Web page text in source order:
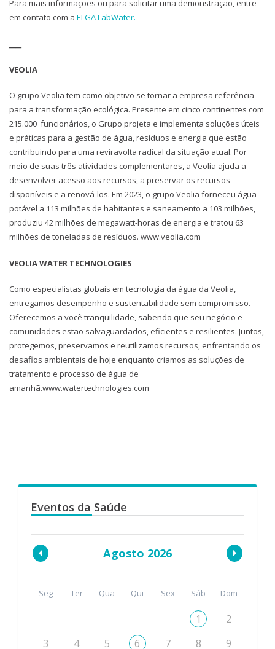
Para mais informações ou para solicitar uma demonstração, entre
em contato com a ELGA LabWater.
VEOLIA
O grupo Veolia tem como objetivo se tornar a empresa referência
para a transformação ecológica. Presente em cinco continentes com
215.000 funcionários, o Grupo projeta e implementa soluções úteis
e práticas para a gestão de água, resíduos e energia que estão
contribuindo para uma reviravolta radical da situação atual. Por
meio de suas três atividades complementares, a Veolia ajuda a
desenvolver acesso aos recursos, a preservar os recursos
disponíveis e a renová-los. Em 2023, o grupo Veolia forneceu água
potável a 113 milhões de habitantes e saneamento a 103 milhões,
produziu 42 milhões de megawatt-horas de energia e tratou 63
milhões de toneladas de resíduos. www.veolia.com
VEOLIA WATER TECHNOLOGIES
Como especialistas globais em tecnologia da água da Veolia,
entregamos desempenho e sustentabilidade sem compromisso.
Oferecemos a você tranquilidade, sabendo que seu negócio e
comunidades estão salvaguardados, eficientes e resilientes. Juntos,
protegemos, preservamos e reutilizamos recursos, enfrentando os
desafios ambientais de hoje enquanto criamos as soluções de
tratamento e processo de água de
amanhã.www.watertechnologies.com
Eventos da Saúde
Agosto 2026
Seg Ter Qua Qui Sex Sáb Dom
1
2
3
4 5 6 7 8 9